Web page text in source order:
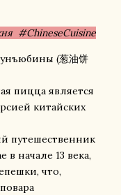
и
Поддержка
бета-глюканами и
пребиотиком
кишечника.
содержат много
#ChineseCuisine
(葱油饼
пицца является
китайских
путешественник
начале 13 века,
что,